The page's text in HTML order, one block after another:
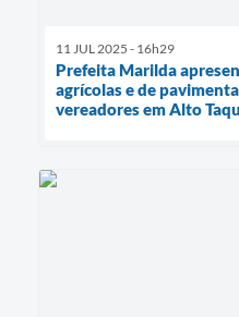
11 JUL 2025 - 16h29
Prefeita Marilda
agrícolas e de
vereadores em Alto